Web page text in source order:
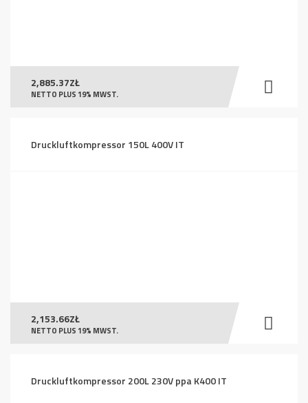
2,885.37ZŁ
NETTO PLUS 19% MWST.
Druckluftkompressor 150L 400V IT
2,153.66ZŁ
NETTO PLUS 19% MWST.
Druckluftkompressor 200L 230V ppa K400 IT